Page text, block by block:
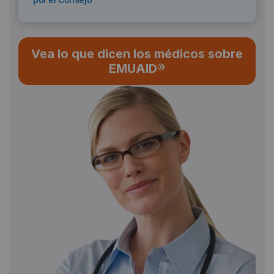
Vea lo que dicen los médicos sobre
EMUAID®